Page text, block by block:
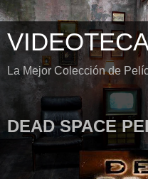
La Mejor Colección de
DEAD SPACE